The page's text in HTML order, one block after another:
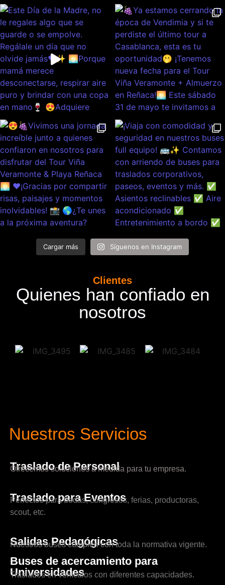
Cargar más Síguenos en Instagram
Clientes
Quienes han confiado en
nosotros
Nuestros Servicios
Traslado de Personal
Ofrecemos soluciones a medida para tu empresa.
Traslado para Eventos
Perfectos para bodas, congresos, ferias, productoras,
scout, etc.
Salidas Pedagógicas
Nuestros buses cumplen con toda la normativa vigente.
Buses de acercamiento para
Universidades
Traslados en vehículos con diferentes capacidades.